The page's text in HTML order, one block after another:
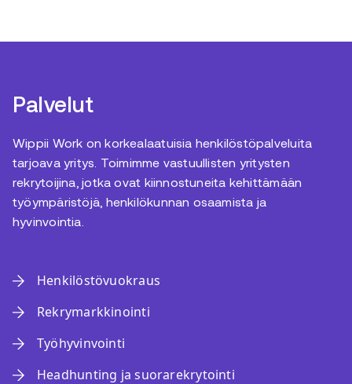
Palvelut
Wippii Work on korkealaatuisia henkilöstöpalveluita
tarjoava yritys. Toimimme vastuullisten yritysten
rekrytoijina, jotka ovat kiinnostuneita kehittämään
työympäristöjä, henkilökunnan osaamista ja
hyvinvointia.
Henkilöstövuokraus
Rekrymarkkinointi
Työhyvinvointi
Headhunting ja suorarekrytointi